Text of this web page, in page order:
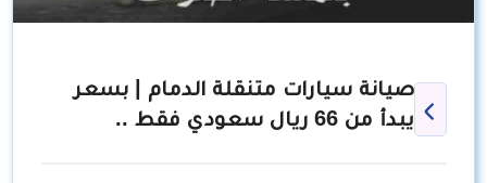
صيانة سيارات متنقلة الدمام | بسعر
يبدأ من 66 ريال سعودي فقط ..